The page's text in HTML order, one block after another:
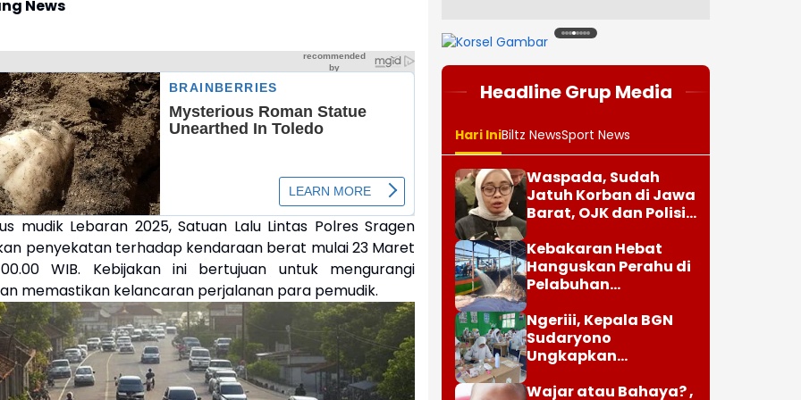
News
mudik Lebaran 2025, Satuan Lalu Lintas Polres Sragen
penyekatan terhadap kendaraan berat mulai 23 Maret
WIB. Kebijakan ini bertujuan untuk mengurangi
memastikan kelancaran perjalanan para pemudik.
12345678
Headline Grup Media
Hari IniBiltz NewsSport News
Waspada, Sudah
Jatuh Korban di Jawa
Barat, OJK dan Polisi
Penipuan Modus Titip
Limit Paylater
Kebakaran Hebat
Hanguskan Perahu di
Pelabuhan
Indramayu
Ngeriii, Kepala BGN
Sudaryono
Ungkapkan
Juta Data Ganda
Wajar atau Bahaya? ,